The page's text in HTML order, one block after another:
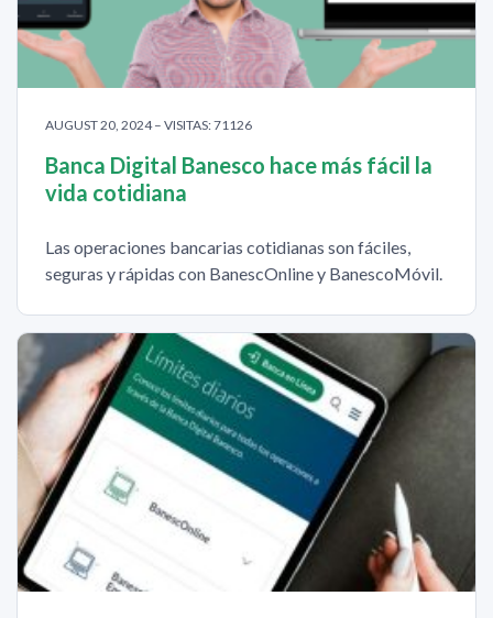
AUGUST 20, 2024 – VISITAS: 71126
Banca Digital Banesco hace más fácil la
vida cotidiana
Las operaciones bancarias cotidianas son fáciles,
seguras y rápidas con BanescOnline y BanescoMóvil.